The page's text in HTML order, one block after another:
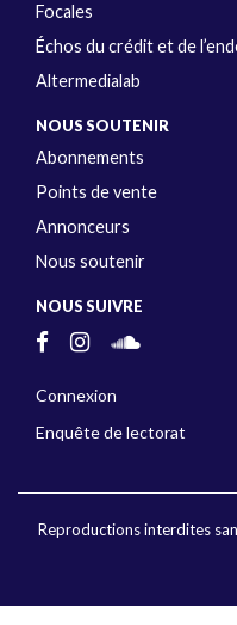
Focales
Échos du crédit et de
Altermedialab
NOUS SOUTENIR
Abonnements
Points de vente
Annonceurs
Nous soutenir
NOUS SUIVRE
Connexion
Enquête de lectorat
Reproductions interdites